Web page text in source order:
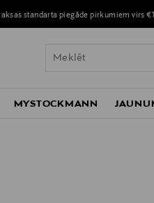
standarta piegāde pirkumiem virs
MYSTOCKMANN